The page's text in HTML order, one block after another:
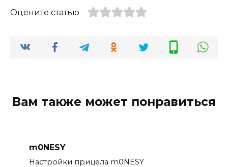
Оцените статью
Вам также может понравиться
m0NESY
Настройки прицела m0NESY